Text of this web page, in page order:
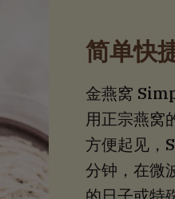
简单快
金燕窝
用正宗燕窝
方便起见，
分钟，在微